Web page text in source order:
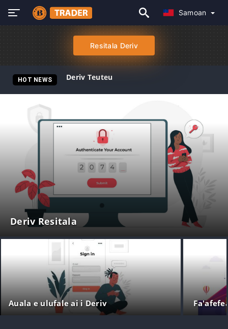
Samoan
Resitala Deriv
HOT NEWS Deriv Teuteu
Deriv Resitala
Auala e ulufale ai i Deriv